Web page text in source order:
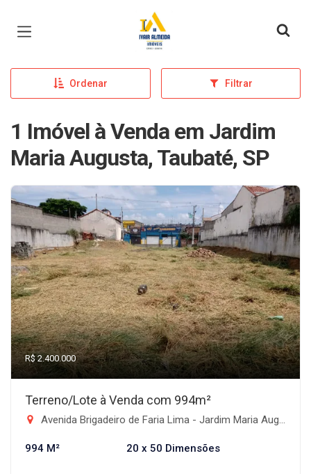
Página inicial
Ordenar Filtrar
1 Imóvel à Venda em Jardim
Maria Augusta, Taubaté, SP
R$ 2.400.000
Terreno/Lote à Venda com 994m²
Avenida Brigadeiro de Faria Lima - Jardim Maria Augusta, Taubaté-SP
994 M² 20 x 50 Dimensões